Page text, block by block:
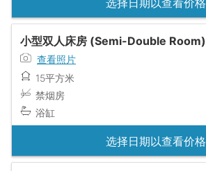
小型双人床房 (Semi-Double Room)
查看照片
15平方米
禁烟房
浴缸
选择日期以查看价格